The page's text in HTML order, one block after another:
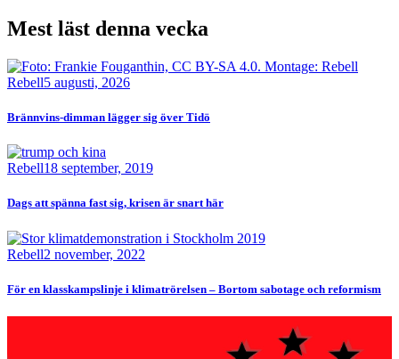
Mest läst denna vecka
Bild
Rebell5 augusti, 2026
Brännvins-dimman lägger sig över Tidö
Bild
Rebell18 september, 2019
Dags att spänna fast sig, krisen är snart här
Bild
Rebell2 november, 2022
För en klasskampslinje i klimatrörelsen – Bortom sabotage och reformism